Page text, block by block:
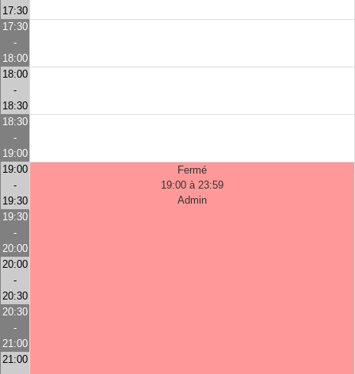
17:30
17:30
-
18:00
18:00
-
18:30
18:30
-
19:00
19:00
-
19:30
Fermé
19:00 à 23:59
Admin
19:30
-
20:00
20:00
-
20:30
20:30
-
21:00
21:00